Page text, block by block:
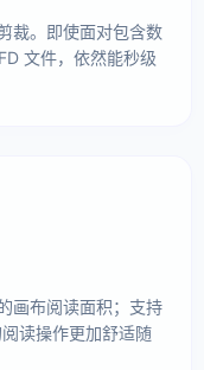
裁。即使面对包含数
文件，依然能秒级
画布阅读面积；支持
读操作更加舒适随